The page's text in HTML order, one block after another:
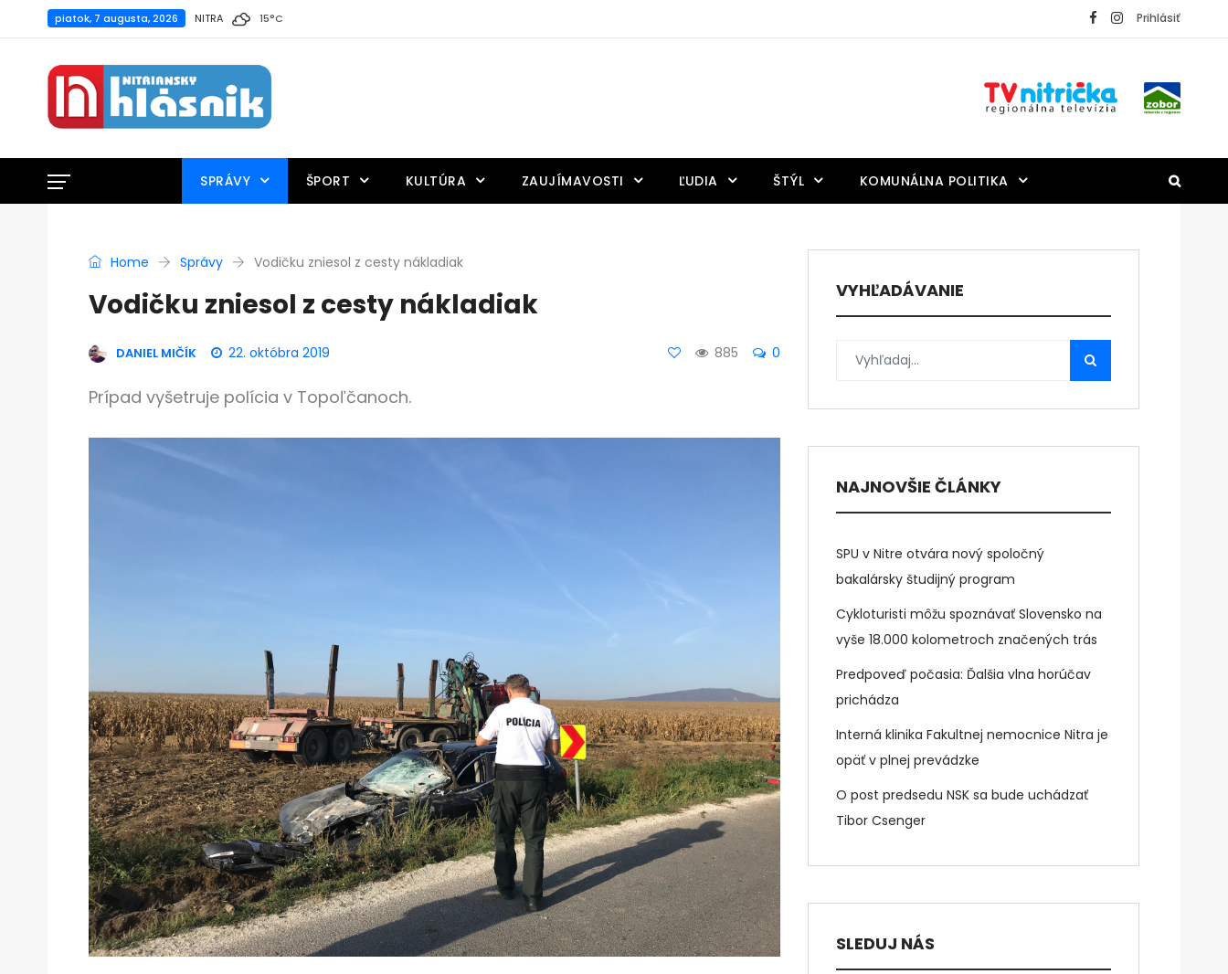
piatok, 7 augusta, 2026 NITRA 15°C Prihlásiť
SPRÁVY ŠPORT KULTÚRA ZAUJÍMAVOSTI ĽUDIA ŠTÝL KOMUNÁLNA POLITIKA
Home Správy Vodičku zniesol z cesty nákladiak
Vodičku zniesol z cesty nákladiak
DANIEL MIČÍK 22. októbra 2019 885 0
Prípad vyšetruje polícia v Topoľčanoch.
VYHĽADÁVANIE
NAJNOVŠIE ČLÁNKY
SPU v Nitre otvára nový spoločný
bakalársky študijný program
Cykloturisti môžu spoznávať Slovensko na
vyše 18.000 kolometroch značených trás
Predpoveď počasia: Ďalšia vlna horúčav
prichádza
Interná klinika Fakultnej nemocnice Nitra je
opäť v plnej prevádzke
O post predsedu NSK sa bude uchádzať
Tibor Csenger
SLEDUJ NÁS